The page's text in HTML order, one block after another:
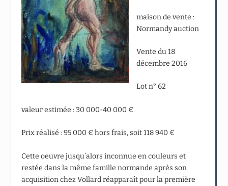
maison de vente :
Normandy auction
Vente du 18
décembre 2016
Lot n° 62
valeur estimée : 30 000-40 000 €
Prix réalisé : 95 000 € hors frais, soit 118 940 €
Cette oeuvre jusqu’alors inconnue en couleurs et
restée dans la même famille normande après son
acquisition chez Vollard réapparaît pour la première